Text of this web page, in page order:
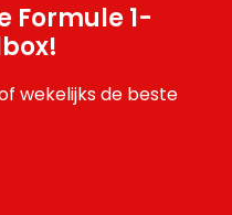
Formule 1-
wekelijks de beste